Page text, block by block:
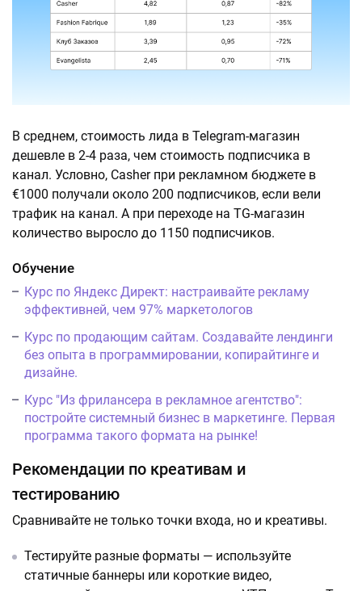
В среднем, стоимость лида в Telegram-магазин
дешевле в 2-4 раза, чем стоимость подписчика в
канал. Условно, Casher при рекламном бюджете в
€1000 получали около 200 подписчиков, если вели
трафик на канал. А при переходе на TG-магазин
количество выросло до 1150 подписчиков.
Обучение
Курс по Яндекс Директ: настраивайте рекламу
эффективней, чем 97% маркетологов
Курс по продающим сайтам. Создавайте лендинги
без опыта в программировании, копирайтинге и
дизайне.
Курс "Из фрилансера в рекламное агентство":
постройте системный бизнес в маркетинге. Первая
программа такого формата на рынке!
Рекомендации по креативам и
тестированию
Сравнивайте не только точки входа, но и креативы.
Тестируйте разные форматы — используйте
статичные баннеры или короткие видео,